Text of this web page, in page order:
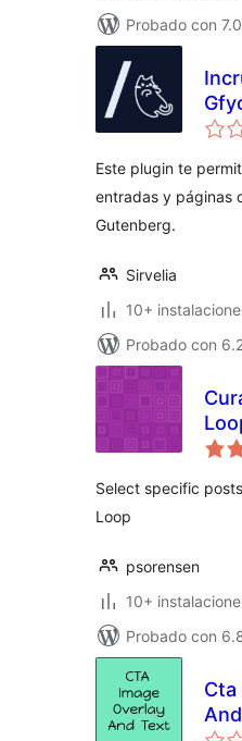
Probado con
Este plugin te
entradas y páginas
Gutenberg.
Sirvelia
10+
Probado con
Select specific
Loop
psorensen
10+
Probado con
Cta